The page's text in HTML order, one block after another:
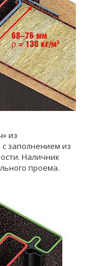
из
заполнением из
Наличник
проема.